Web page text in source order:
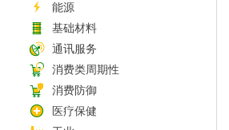
能源
基础材料
通讯服务
消费类周期性
消费防御
医疗保健